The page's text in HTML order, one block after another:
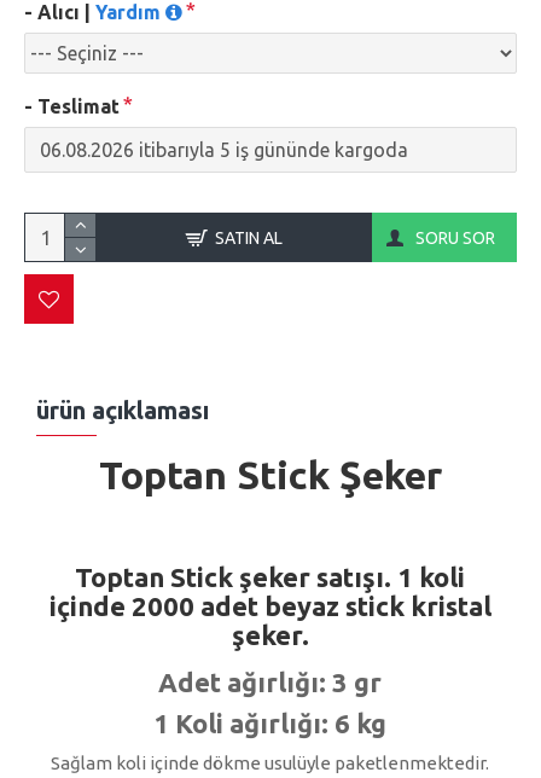
ürün açıklaması
Toptan Stick Şeker
Toptan Stick şeker satışı. 1 koli
içinde 2000 adet beyaz stick kristal
şeker.
Adet ağırlığı:3 gr
1 Koli ağırlığı: 6 kg
Sağlam koli içinde dökme usulüyle paketlenmektedir.
- Alıcı | Yardım
- Teslimat
SATIN AL SORU SOR